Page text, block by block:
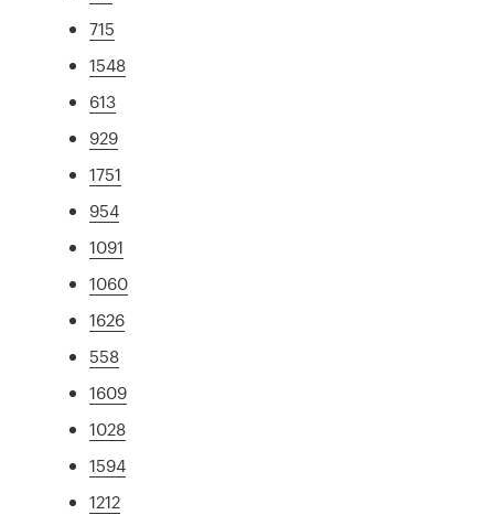
715
1548
613
929
1751
954
1091
1060
1626
558
1609
1028
1594
1212